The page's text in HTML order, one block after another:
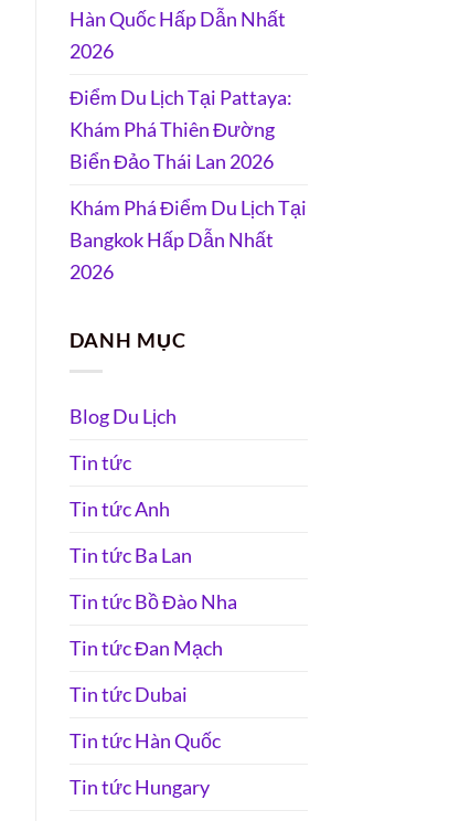
Hàn Quốc Hấp Dẫn Nhất
2026
Điểm Du Lịch Tại Pattaya:
Khám Phá Thiên Đường
Biển Đảo Thái Lan 2026
Khám Phá Điểm Du Lịch Tại
Bangkok Hấp Dẫn Nhất
2026
DANH MỤC
Blog Du Lịch
Tin tức
Tin tức Anh
Tin tức Ba Lan
Tin tức Bồ Đào Nha
Tin tức Đan Mạch
Tin tức Dubai
Tin tức Hàn Quốc
Tin tức Hungary